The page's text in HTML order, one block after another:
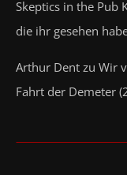
Skeptics in the Pub
die ihr gesehen
Arthur Dent zu Wir
Fahrt der Demeter